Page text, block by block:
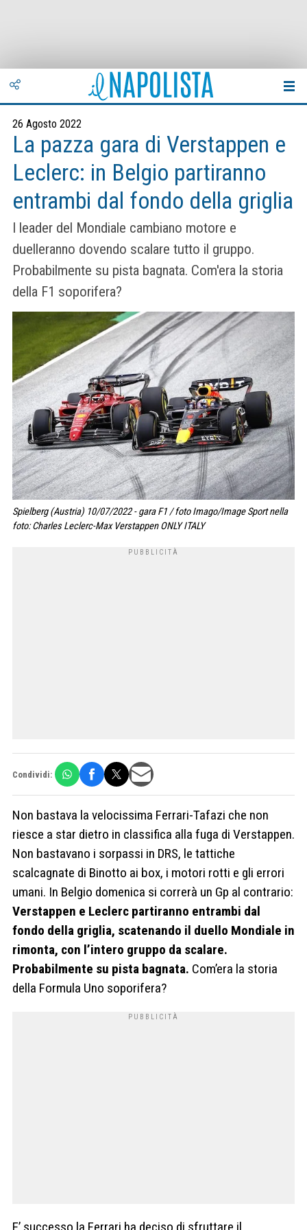
26 Agosto 2022
La pazza gara di Verstappen e
Leclerc: in Belgio partiranno
entrambi dal fondo della griglia
I leader del Mondiale cambiano motore e
duelleranno dovendo scalare tutto il gruppo.
Probabilmente su pista bagnata. Com'era la storia
della F1 soporifera?
Spielberg (Austria) 10/07/2022 - gara F1 / foto Imago/Image Sport nella
foto: Charles Leclerc-Max Verstappen ONLY ITALY
Condividi:
Non bastava la velocissima Ferrari-Tafazi che non
riesce a star dietro in classifica alla fuga di Verstappen.
Non bastavano i sorpassi in DRS, le tattiche
scalcagnate di Binotto ai box, i motori rotti e gli errori
umani. In Belgio domenica si correrà un Gp al contrario:
Verstappen e Leclerc partiranno entrambi dal
fondo della griglia, scatenando il duello Mondiale in
rimonta, con l’intero gruppo da scalare.
Probabilmente su pista bagnata. Com’era la storia
della Formula Uno soporifera?